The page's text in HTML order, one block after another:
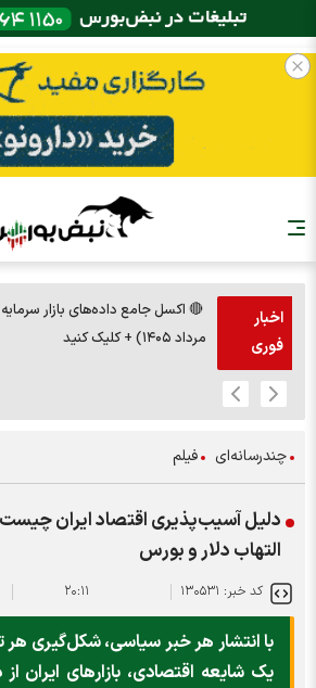
اخبار
فوری
مرداد ۱۴۰۵) + کلیک کنید
چندرسانه‌ای فیلم
دلیل آسیب‌پذیری اقتصاد ایران
التهاب دلار و بورس
کد خبر: ۱۳۰۵۳۱ ۲۰:۱۱
با انتشار هر خبر سیاسی، شکل‌گیری
یک شایعه اقتصادی، بازارهای ایران از